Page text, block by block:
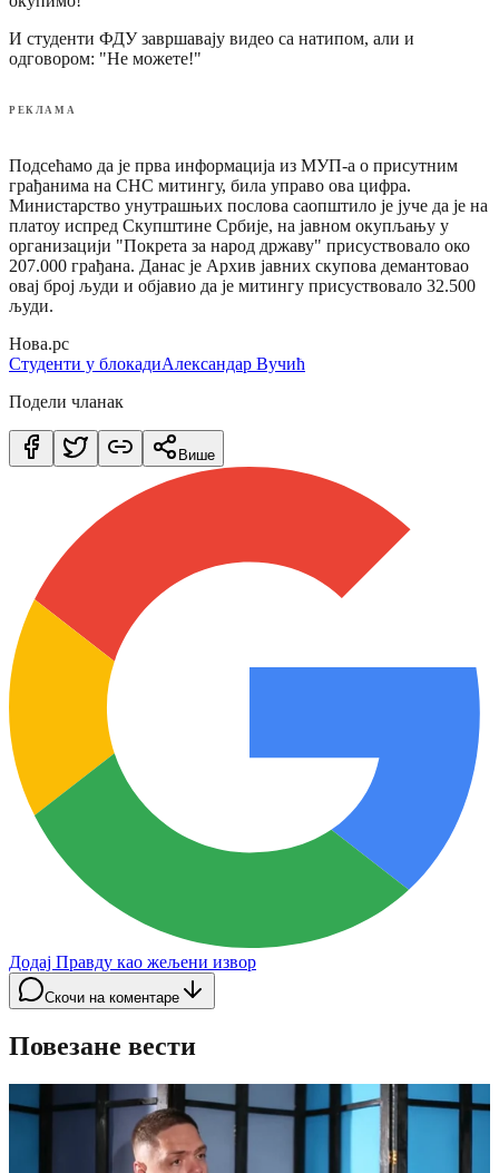
И студенти ФДУ завршавају видео са натипом, али и
одговором: "Не можете!"
РЕКЛАМА
Подсећамо да је прва информација из МУП-а о присутним
грађанима на СНС митингу, била управо ова цифра.
Министарство унутрашњих послова саопштило је јуче да је на
платоу испред Скупштине Србије, на јавном окупљању у
организацији "Покрета за народ државу" присуствовало око
207.000 грађана. Данас је Архив јавних скупова демантовао
овај број људи и објавио да је митингу присуствовало 32.500
људи.
Нова.рс
Студенти у блокадиАлександар Вучић
Подели чланак
Више
Додај Правду као жељени извор
Скочи на коментаре
Повезане вести